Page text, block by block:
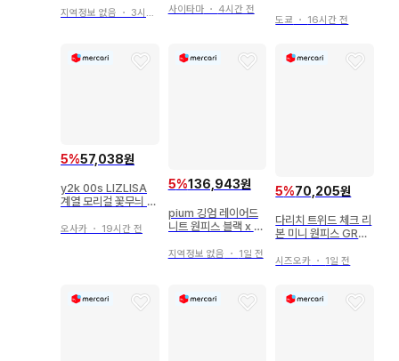
지역정보 없음 ・ 3시간 전 사이타마・ 4시간 전
도쿄 ・ 16시간 전
5%57,038원
y2k 00s LIZLISA
계열 모리걸 꽃무늬 페
레 코어
오사카 ・ 19시간 전
5%136,943원
pium 깅엄 레이어드
니트 원피스 블랙 x 화
지역정보 없음 ・ 1일 전
5%70,205원
다리치 트위드 체크 리
본 미니 원피스 GRY
시즈오카 ・ 1일 전